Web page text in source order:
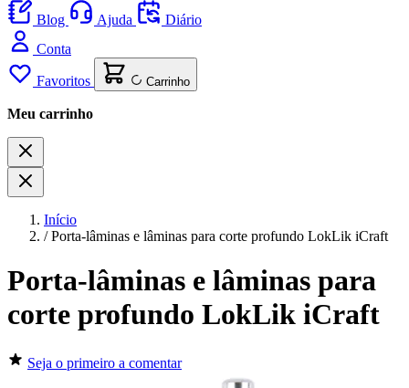
Blog
Ajuda
Diário
Conta
Favoritos Carrinho
Meu carrinho
Início
/ Porta-lâminas e lâminas para corte profundo LokLik iCraft
Porta-lâminas e lâminas para
corte profundo LokLik iCraft
Seja o primeiro a comentar